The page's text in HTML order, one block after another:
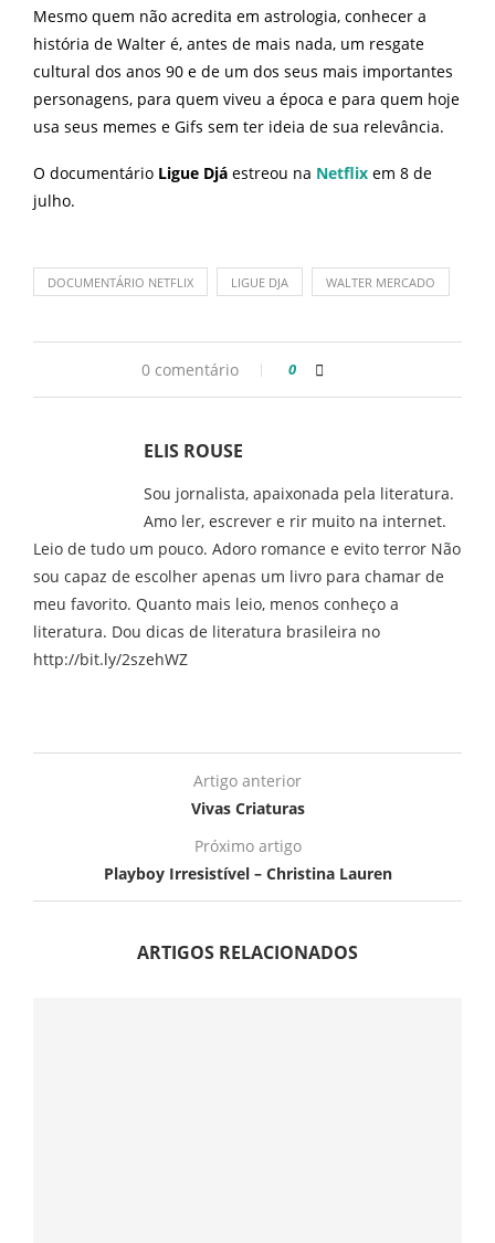
Mesmo quem não acredita em astrologia, conhecer a
história de Walter é, antes de mais nada, um resgate
cultural dos anos 90 e de um dos seus mais importantes
personagens, para quem viveu a época e para quem hoje
usa seus memes e Gifs sem ter ideia de sua relevância.
O documentário Ligue Djá estreou na Netflix em 8 de
julho.
DOCUMENTÁRIO NETFLIX LIGUE DJA WALTER MERCADO
0 comentário 0
ELIS ROUSE
Sou jornalista, apaixonada pela literatura.
Amo ler, escrever e rir muito na internet.
Leio de tudo um pouco. Adoro romance e evito terror Não
sou capaz de escolher apenas um livro para chamar de
meu favorito. Quanto mais leio, menos conheço a
literatura. Dou dicas de literatura brasileira no
http://bit.ly/2szehWZ
Artigo anterior
Vivas Criaturas
Próximo artigo
Playboy Irresistível – Christina Lauren
ARTIGOS RELACIONADOS